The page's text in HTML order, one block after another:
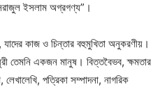
ইসলাম অগ্রগণ্য”।
কাজ ও চিন্তার বহুমুখিতা অনুকরণীয়।
তেমনি একজন মানুষ। বিত্তবৈভব, ক্ষমতার
পত্রিকা সম্পাদনা, নাগরিক